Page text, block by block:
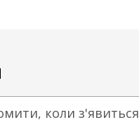
коли з'явиться